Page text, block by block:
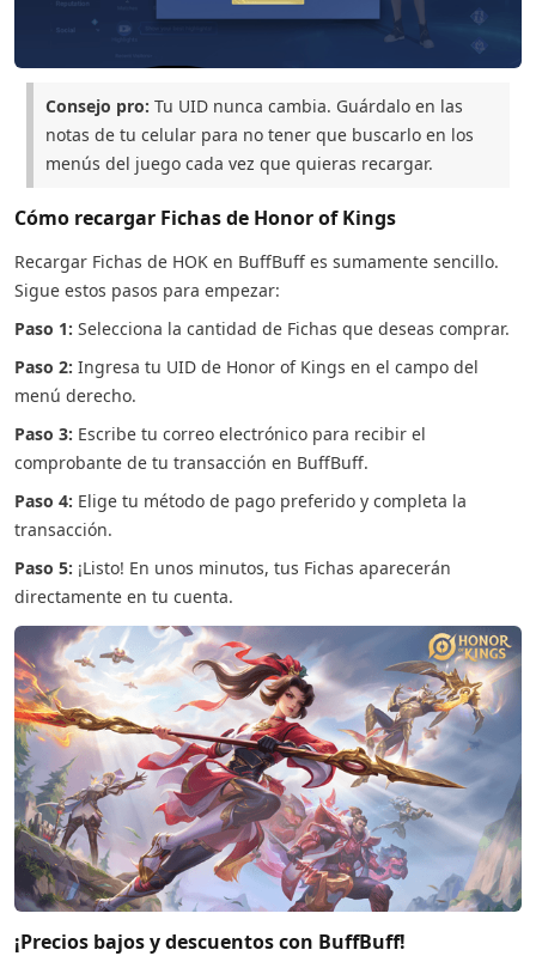
Consejo pro: Tu UID nunca cambia. Guárdalo en las
notas de tu celular para no tener que buscarlo en los
menús del juego cada vez que quieras recargar.
Cómo recargar Fichas de Honor of Kings
Recargar Fichas de HOK en BuffBuff es sumamente sencillo.
Sigue estos pasos para empezar:
Paso 1: Selecciona la cantidad de Fichas que deseas comprar.
Paso 2: Ingresa tu UID de Honor of Kings en el campo del
menú derecho.
Paso 3: Escribe tu correo electrónico para recibir el
comprobante de tu transacción en BuffBuff.
Paso 4: Elige tu método de pago preferido y completa la
transacción.
Paso 5: ¡Listo! En unos minutos, tus Fichas aparecerán
directamente en tu cuenta.
¡Precios bajos y descuentos con BuffBuff!